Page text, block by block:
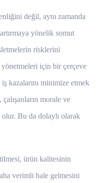
değil, aynı zamanda
yönelik somut
risklerini
için bir çerçeve
kazalarını minimize etmek
morale ve
olur. Bu da dolaylı olarak
ürün kalitesinin
verimli hale gelmesini